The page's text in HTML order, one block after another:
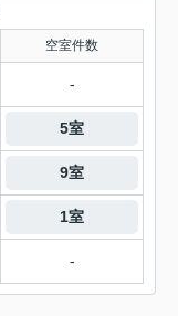
空室件数
-
5室
9室
1室
-